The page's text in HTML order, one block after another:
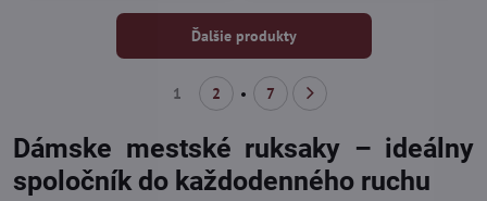
Ďalšie produkty
1 2 7
Dámske mestské ruksaky – ideálny
spoločník do každodenného ruchu